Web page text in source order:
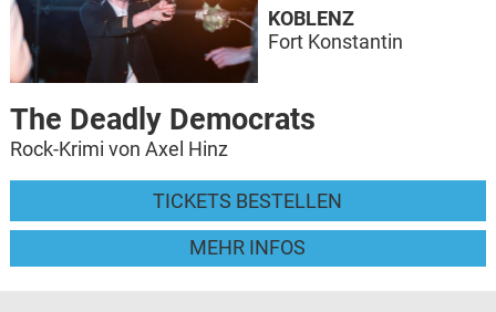
The Deadly Democrats
Rock-Krimi von Axel Hinz
TICKETS BESTELLEN
MEHR INFOS
KOBLENZ
Fort Konstantin